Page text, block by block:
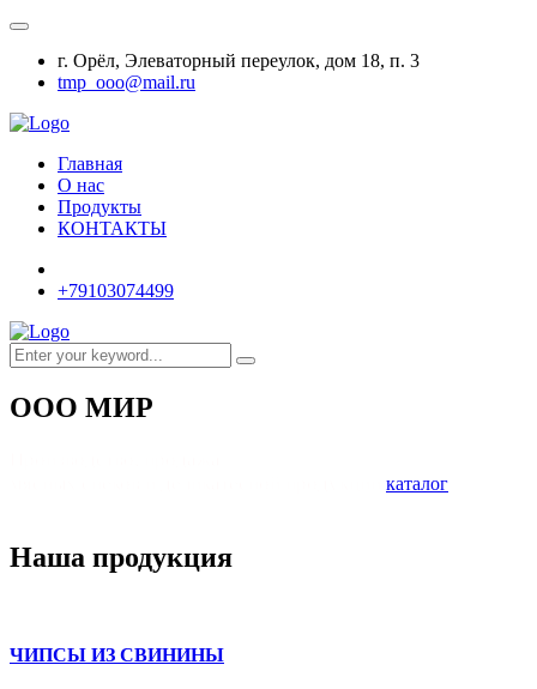
г. Орёл, Элеваторный переулок, дом 18, п. 3
tmp_ooo@mail.ru
Главная
О нас
Продукты
КОНТАКТЫ
+79103074499
ООО МИР
каталог
Наша продукция
ЧИПСЫ ИЗ СВИНИНЫ